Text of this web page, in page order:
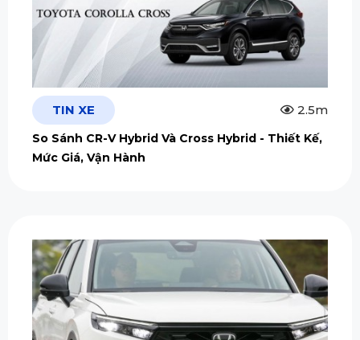
TIN XE 2.5m
So Sánh CR-V Hybrid Và Cross Hybrid - Thiết Kế,
Mức Giá, Vận Hành